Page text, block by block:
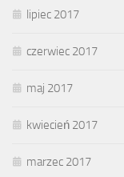
lipiec 2017
czerwiec 2017
maj 2017
kwiecień 2017
marzec 2017